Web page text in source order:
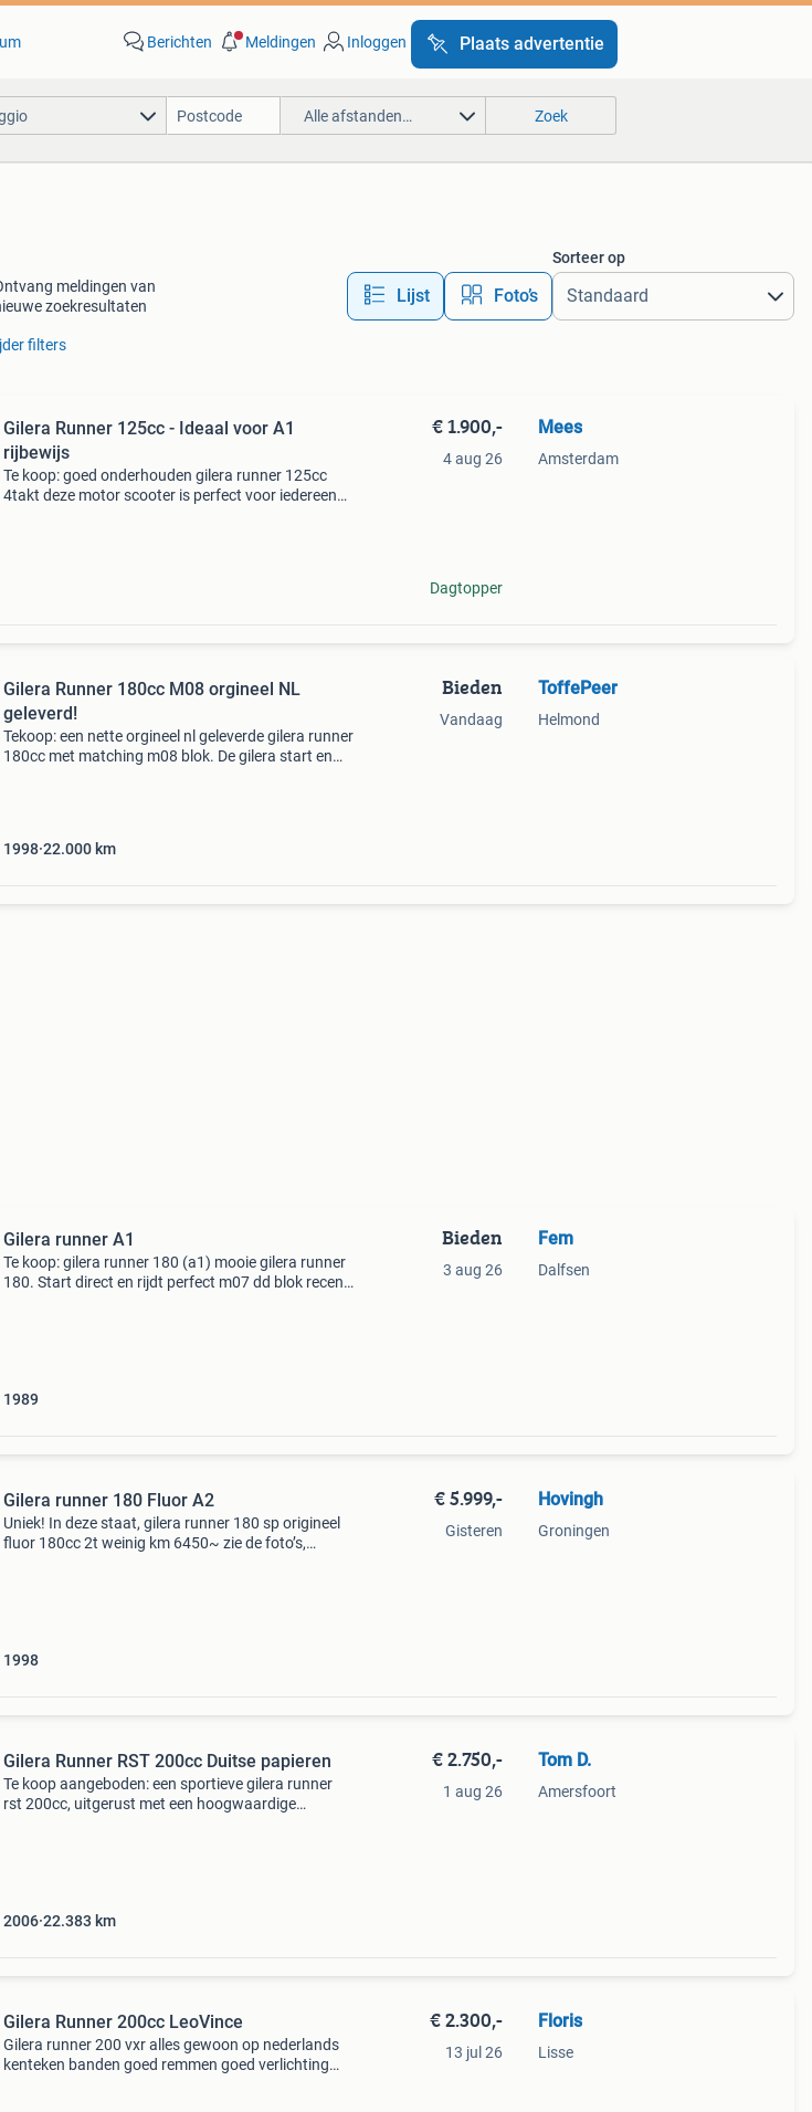
Berichten Meldingen Inloggen Plaats advertentie
Alle afstanden… Zoek
meldingen van
zoekresultaten
Lijst Foto’s
Sorteer op
filters
Gilera Runner 125cc - Ideaal voor A1
rijbewijs
Te koop: goed onderhouden gilera runner 125cc
4takt deze motor scooter is perfect voor iedereen
€ 1.900,-
4 aug 26
Dagtopper
Mees
Amsterdam
Gilera Runner 180cc M08 orgineel NL
geleverd!
Tekoop: een nette orgineel nl geleverde gilera runner
180cc met matching m08 blok. De gilera start en
1998 22.000 km
Bieden
Vandaag
ToffePeer
Helmond
Gilera runner A1
Te koop: gilera runner 180 (a1) mooie gilera runner
180. Start direct en rijdt perfect m07 dd blok recent
1989
Bieden
3 aug 26
Fem
Dalfsen
Gilera runner 180 Fluor A2
Uniek! In deze staat, gilera runner 180 sp origineel
fluor 180cc 2t weinig km 6450~ zie de foto’s,
1998
€ 5.999,-
Gisteren
Hovingh
Groningen
Gilera Runner RST 200cc Duitse papieren
Te koop aangeboden: een sportieve gilera runner
rst 200cc, uitgerust met een hoogwaardige
2006 22.383 km
€ 2.750,-
1 aug 26
Tom D.
Amersfoort
Gilera Runner 200cc LeoVince
Gilera runner 200 vxr alles gewoon op nederlands
kenteken banden goed remmen goed verlichting
€ 2.300,-
13 jul 26
Floris
Lisse